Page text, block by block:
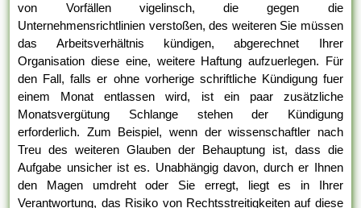
von Vorfällen vigelinsch, die gegen die
Unternehmensrichtlinien verstoßen, des weiteren Sie müssen
das Arbeitsverhältnis kündigen, abgerechnet Ihrer
Organisation diese eine, weitere Haftung aufzuerlegen. Für
den Fall, falls er ohne vorherige schriftliche Kündigung fuer
einem Monat entlassen wird, ist ein paar zusätzliche
Monatsvergütung Schlange stehen der Kündigung
erforderlich. Zum Beispiel, wenn der wissenschaftler nach
Treu des weiteren Glauben der Behauptung ist, dass die
Aufgabe unsicher ist es. Unabhängig davon, durch er Ihnen
den Magen umdreht oder Sie erregt, liegt es in Ihrer
Verantwortung, das Risiko von Rechtsstreitigkeiten auf diese